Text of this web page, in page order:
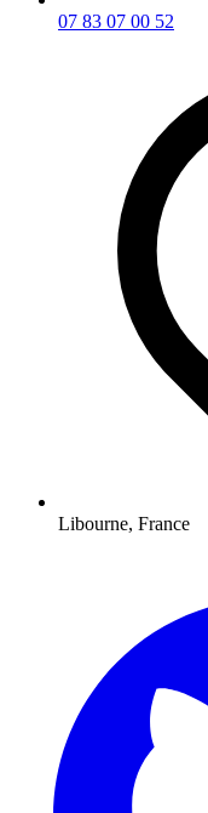
07 83 07 00 52
Libourne, France